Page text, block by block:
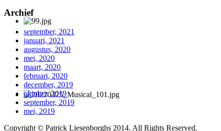
Archief
september, 2021
januari, 2021
augustus, 2020
mei, 2020
maart, 2020
februari, 2020
december, 2019
oktober, 2019
september, 2019
mei, 2019
Copyright © Patrick Liesenborghs 2014. All Rights Reserved.